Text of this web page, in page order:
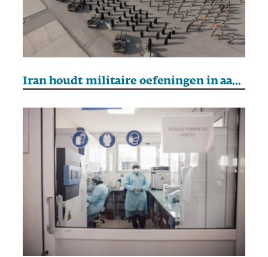
Iran houdt militaire oefeningen in aanloop naar nieuwe gesprekken met VS